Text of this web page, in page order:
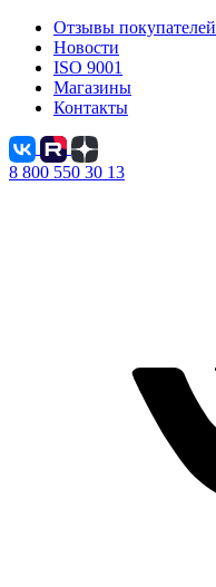
Отзывы покупателей
Новости
ISO 9001
Магазины
Контакты
8 800 550 30 13